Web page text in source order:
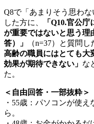
Q8で「あまりそう思わ
した方に、
「Q10.官公
が重要ではないと思う理
答）」
（n=37）と質問し
高齢の職員にはとても大
効果が期待できない」 な
た。
＜自由回答・一部抜粋＞
・55歳：パソコンが使
ら。